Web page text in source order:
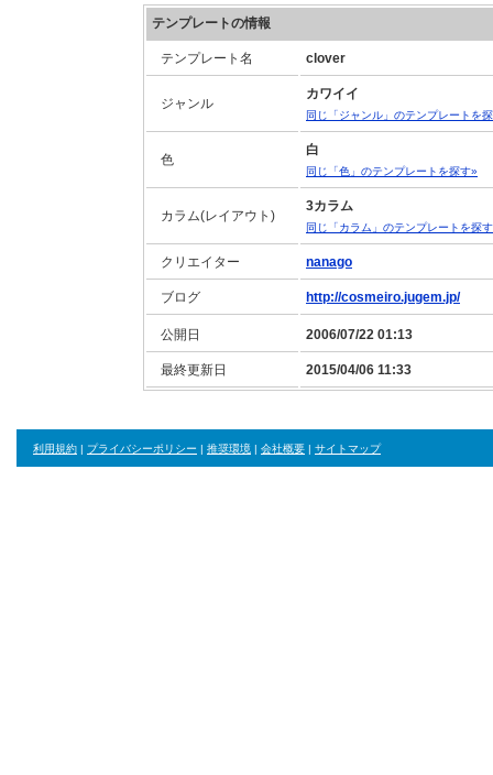
テンプレートの情報
テンプレート名 clover
ジャンル
カワイイ
同じ「ジャンル」のテンプレートを
色
白
同じ「色」のテンプレートを探す»
カラム(レイアウト)
3カラム
同じ「カラム」のテンプレートを探
クリエイター nanago
ブログ http://cosmeiro.jugem.jp/
公開日 2006/07/22 01:13
最終更新日 2015/04/06 11:33
利用規約 | プライバシーポリシー | 推奨環境 | 会社概要 | サイトマップ